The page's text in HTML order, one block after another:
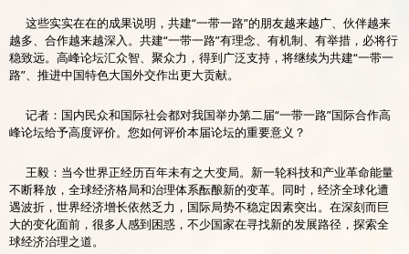
这些实实在在的成果说明，共建“一带一路”的朋友越来越广、伙伴越来
越多、合作越来越深入。共建“一带一路”有理念、有机制、有举措，必将行
稳致远。高峰论坛汇众智、聚众力，得到广泛支持，将继续为共建“一带一
路”、推进中国特色大国外交作出更大贡献。
记者：国内民众和国际社会都对我国举办第二届“一带一路”国际合作高
峰论坛给予高度评价。您如何评价本届论坛的重要意义？
王毅：当今世界正经历百年未有之大变局。新一轮科技和产业革命能量
不断释放，全球经济格局和治理体系酝酿新的变革。同时，经济全球化遭
遇波折，世界经济增长依然乏力，国际局势不稳定因素突出。在深刻而巨
大的变化面前，很多人感到困惑，不少国家在寻找新的发展路径，探索全
球经济治理之道。